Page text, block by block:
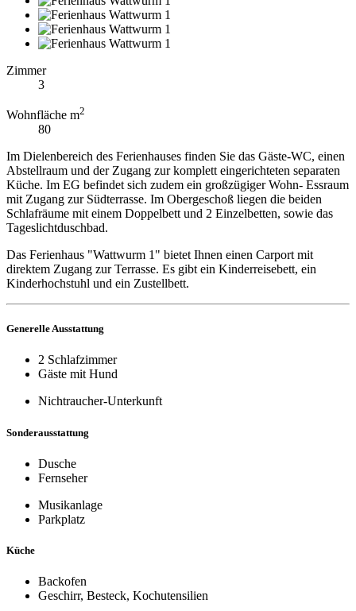
Zimmer
3
Wohnfläche m2
80
Im Dielenbereich des Ferienhauses finden Sie das Gäste-WC, einen
Abstellraum und der Zugang zur komplett eingerichteten separaten
Küche. Im EG befindet sich zudem ein großzügiger Wohn- Essraum
mit Zugang zur Südterrasse. Im Obergeschoß liegen die beiden
Schlafräume mit einem Doppelbett und 2 Einzelbetten, sowie das
Tageslichtduschbad.
Das Ferienhaus "Wattwurm 1" bietet Ihnen einen Carport mit
direktem Zugang zur Terrasse. Es gibt ein Kinderreisebett, ein
Kinderhochstuhl und ein Zustellbett.
Generelle Ausstattung
2 Schlafzimmer
Gäste mit Hund
Nichtraucher-Unterkunft
Sonderausstattung
Dusche
Fernseher
Musikanlage
Parkplatz
Küche
Backofen
Geschirr, Besteck, Kochutensilien